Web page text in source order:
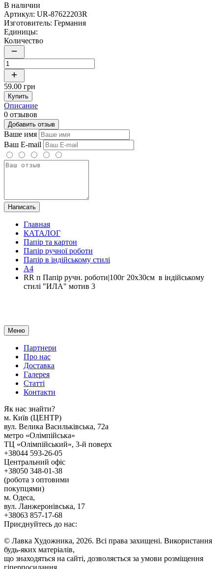
В наличии
Артикул: UR-87622203R
Изготовитель: Германия
Единицы:
Количество
59.00 грн
Купить
Описание
0 отзывов
Добавить отзыв
Ваше имя
Ваш E-mail
Написать
Главная
КАТАЛОГ
Папір та картон
Папір ручної роботи
Папір в індійському стилі
А4
RR п Папір ручн. роботи|100г 20х30см в індійському
стилі "ИЛА" мотив 3
Меню
Партнери
Про нас
Доставка
Галерея
Статтi
Контакти
Як наc знайти?
м. Киïв (ЦЕНТР)
вул. Велика Васильківська, 72а
метро «Олімпійська»
ТЦ «Олімпійський», 3-й поверх
+38044 593-26-05
Центральний офіс
+38050 348-01-38
(робота з оптовими
покупцями)
м. Одеса,
вул. Ланжеронівська, 17
+38063 857-17-68
Приєднуйтесь до нас:
© Лавка Художника, 2026. Всі права захищені. Використання
будь-яких матеріалів,
що знаходяться на сайті, дозволяється за умови розміщення
гіперпосилання.